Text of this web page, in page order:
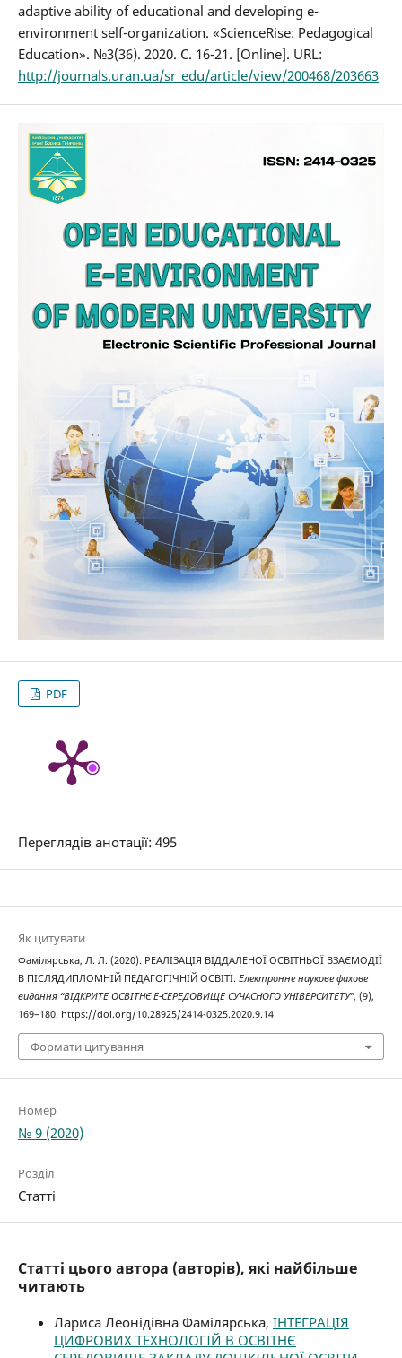
adaptive ability of educational and developing e-
environment self-organization. «ScienceRise: Pedagogical
Education». №3(36). 2020. С. 16-21. [Online]. URL:
http://journals.uran.ua/sr_edu/article/view/200468/203663
PDF
Переглядів анотації: 495
Як цитувати
Фамілярська, Л. Л. (2020). РЕАЛІЗАЦІЯ ВІДДАЛЕНОЇ ОСВІТНЬОЇ ВЗАЄМОДІЇ
В ПІСЛЯДИПЛОМНІЙ ПЕДАГОГІЧНІЙ ОСВІТІ. Електронне наукове фахове
видання “ВІДКРИТЕ ОСВІТНЄ Е-СЕРЕДОВИЩЕ СУЧАСНОГО УНІВЕРСИТЕТУ”, (9),
169–180. https://doi.org/10.28925/2414-0325.2020.9.14
Формати цитування
Номер
№ 9 (2020)
Розділ
Статті
Статті цього автора (авторів), які найбільше
читають
Лариса Леонідівна Фамілярська, ІНТЕГРАЦІЯ
ЦИФРОВИХ ТЕХНОЛОГІЙ В ОСВІТНЄ